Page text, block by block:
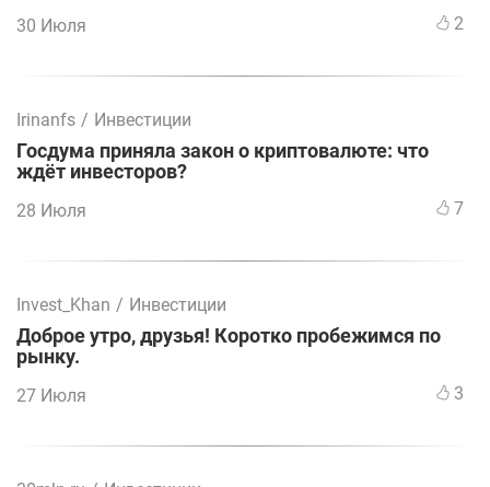
30 Июля 2
Irinanfs / Инвестиции
Госдума приняла закон о криптовалюте: что
ждёт инвесторов?
28 Июля 7
Invest_Khan / Инвестиции
Доброе утро, друзья! Коротко пробежимся по
рынку.
27 Июля 3